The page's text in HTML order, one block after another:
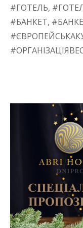
#ГОТЕЛЬ,
#БАНКЕТ,